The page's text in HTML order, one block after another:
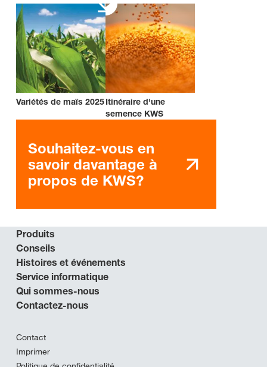
Variétés de maïs 2025Itinéraire d'une
semence KWS
Souhaitez-vous en
savoir davantage à
propos de KWS?
Produits
Conseils
Histoires et événements
Service informatique
Qui sommes-nous
Contactez-nous
Contact
Imprimer